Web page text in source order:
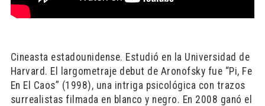
Cineasta estadounidense. Estudió en la Universidad de
Harvard. El largometraje debut de Aronofsky fue “Pi, Fe
En El Caos” (1998), una intriga psicológica con trazos
surrealistas filmada en blanco y negro. En 2008 ganó el